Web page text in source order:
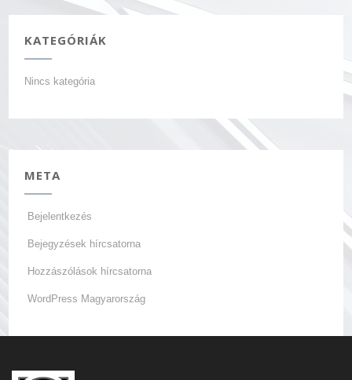
KATEGÓRIÁK
Nincs kategória
META
Bejelentkezés
Bejegyzések hírcsatorna
Hozzászólások hírcsatorna
WordPress Magyarország